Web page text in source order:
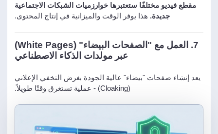
مقطع فيديو مختلفًا ستعتبرها خوارزميات الشبكات الاجتماعية
جديدة. هذا يوفر الوقت والميزانية في إنتاج المحتوى.
7. العمل مع "الصفحات البيضاء" (White Pages)
عبر مولدات الذكاء الاصطناعي
يعد إنشاء صفحات "بيضاء" عالية الجودة بغرض التخفي الإعلاني
(Cloaking) - عملية تستغرق وقتًا طويلاً.